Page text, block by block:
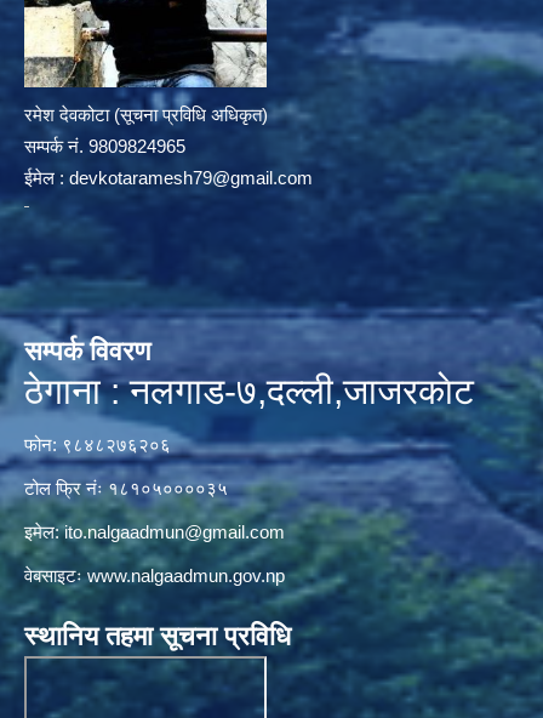
रमेश देवकोटा (सूचना प्रविधि अधिकृत)
सम्पर्क न‌ं. 9809824965
ईमेल : devkotaramesh79@gmail.com
सम्पर्क विवरण
ठेगाना : नलगाड-७,दल्ली,जाजरकाेट
फोन: ९८४८२७६२०६
टोल फ्रि नंः १८१०५००००३५
इमेल:ito.nalgaadmun@gmail.com
वेबसाइटःwww.nalgaadmun.gov.np
स्थानिय तहमा सूचना प्रविधि